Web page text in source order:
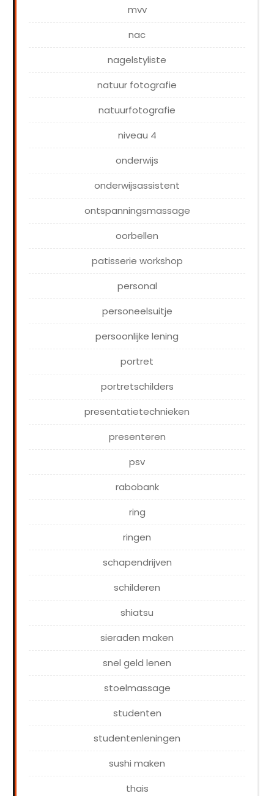
mvv
nac
nagelstyliste
natuur fotografie
natuurfotografie
niveau 4
onderwijs
onderwijsassistent
ontspanningsmassage
oorbellen
patisserie workshop
personal
personeelsuitje
persoonlijke lening
portret
portretschilders
presentatietechnieken
presenteren
psv
rabobank
ring
ringen
schapendrijven
schilderen
shiatsu
sieraden maken
snel geld lenen
stoelmassage
studenten
studentenleningen
sushi maken
thais